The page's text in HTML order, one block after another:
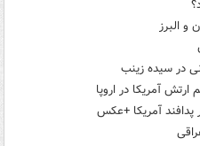
و البرز
در سیده زینب
آمریکا در اروپا